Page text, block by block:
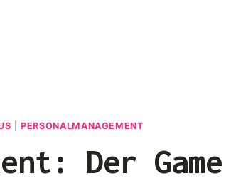
|PERSONALMANAGEMENT
Der Game